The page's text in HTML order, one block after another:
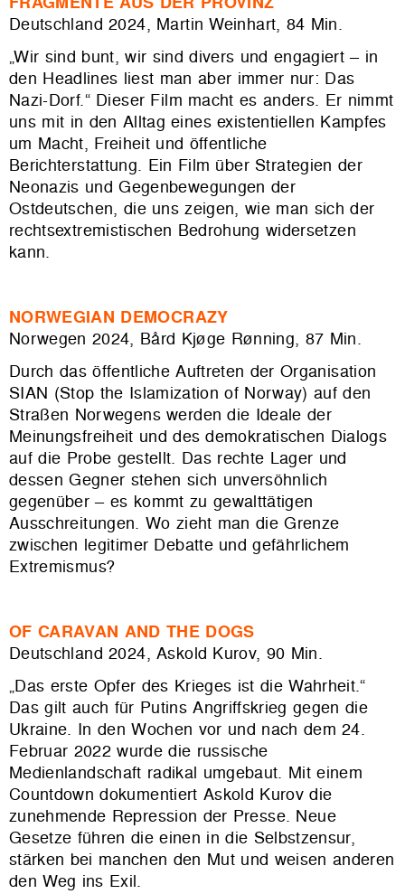
Deutschland 2024, Martin Weinhart, 84 Min.
„Wir sind bunt, wir sind divers und engagiert – in
den Headlines liest man aber immer nur: Das
Nazi-Dorf.“ Dieser Film macht es anders. Er nimmt
uns mit in den Alltag eines existentiellen Kampfes
um Macht, Freiheit und öffentliche
Berichterstattung. Ein Film über Strategien der
Neonazis und Gegenbewegungen der
Ostdeutschen, die uns zeigen, wie man sich der
rechtsextremistischen Bedrohung widersetzen
kann.
NORWEGIAN DEMOCRAZY
Norwegen 2024, Bård Kjøge Rønning, 87 Min.
Durch das öffentliche Auftreten der Organisation
SIAN (Stop the Islamization of Norway) auf den
Straßen Norwegens werden die Ideale der
Meinungsfreiheit und des demokratischen Dialogs
auf die Probe gestellt. Das rechte Lager und
dessen Gegner stehen sich unversöhnlich
gegenüber – es kommt zu gewalttätigen
Ausschreitungen. Wo zieht man die Grenze
zwischen legitimer Debatte und gefährlichem
Extremismus?
OF CARAVAN AND THE DOGS
Deutschland 2024, Askold Kurov, 90 Min.
„Das erste Opfer des Krieges ist die Wahrheit.“
Das gilt auch für Putins Angriffskrieg gegen die
Ukraine. In den Wochen vor und nach dem 24.
Februar 2022 wurde die russische
Medienlandschaft radikal umgebaut. Mit einem
Countdown dokumentiert Askold Kurov die
zunehmende Repression der Presse. Neue
Gesetze führen die einen in die Selbstzensur,
stärken bei manchen den Mut und weisen anderen
den Weg ins Exil.